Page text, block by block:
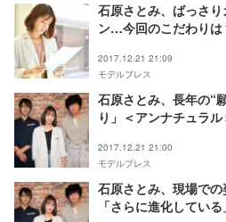
石原さとみ、ばっさ
ン…今回のこだわりは
2017.12.21 21:09
モデルプレス
石原さとみ、長年の“
り」＜アンナチュラル
2017.12.21 21:00
モデルプレス
石原さとみ、現場で
「さらに進化してい